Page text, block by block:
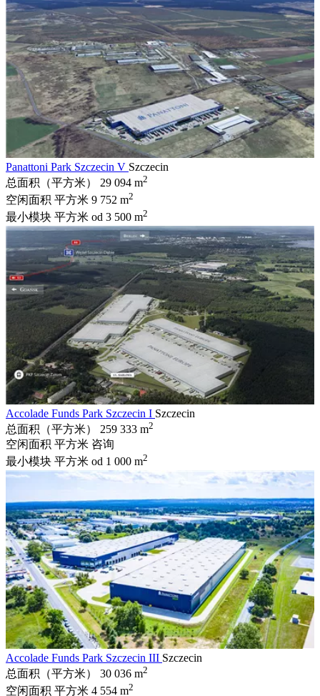
Panattoni Park Szczecin V Szczecin
总面积（平方米）
29 094 m2
空闲面积 平方米 9 752 m2
最小模块 平方米 od 3 500 m2
Accolade Funds Park Szczecin I Szczecin
总面积（平方米）
259 333 m2
空闲面积 平方米 咨询
最小模块 平方米 od 1 000 m2
Accolade Funds Park Szczecin III Szczecin
总面积（平方米）
30 036 m2
空闲面积 平方米 4 554 m2